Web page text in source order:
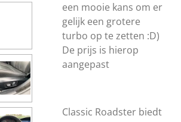
een mooie kans om er
gelijk een grotere
turbo op te zetten :D)
De prijs is hierop
aangepast
Classic Roadster biedt